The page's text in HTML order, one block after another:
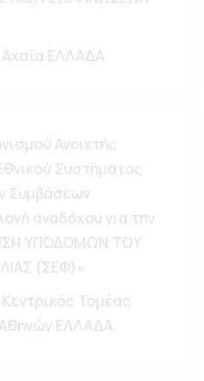
Αχαΐα ΕΛΛΑΔΑ
Ανοικτής
Συστήματος
Συμβάσεων
αναδόχου για την
ΥΠΟΔΟΜΩΝ ΤΟΥ
(ΣΕΦ)»
Κεντρικός Τομέας
Αθηνών ΕΛΛΑΔΑ